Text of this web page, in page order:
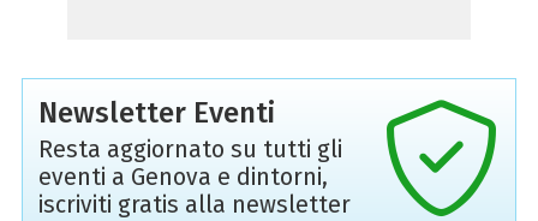
Newsletter Eventi
Resta aggiornato su tutti gli
eventi a Genova e dintorni,
iscriviti gratis alla newsletter